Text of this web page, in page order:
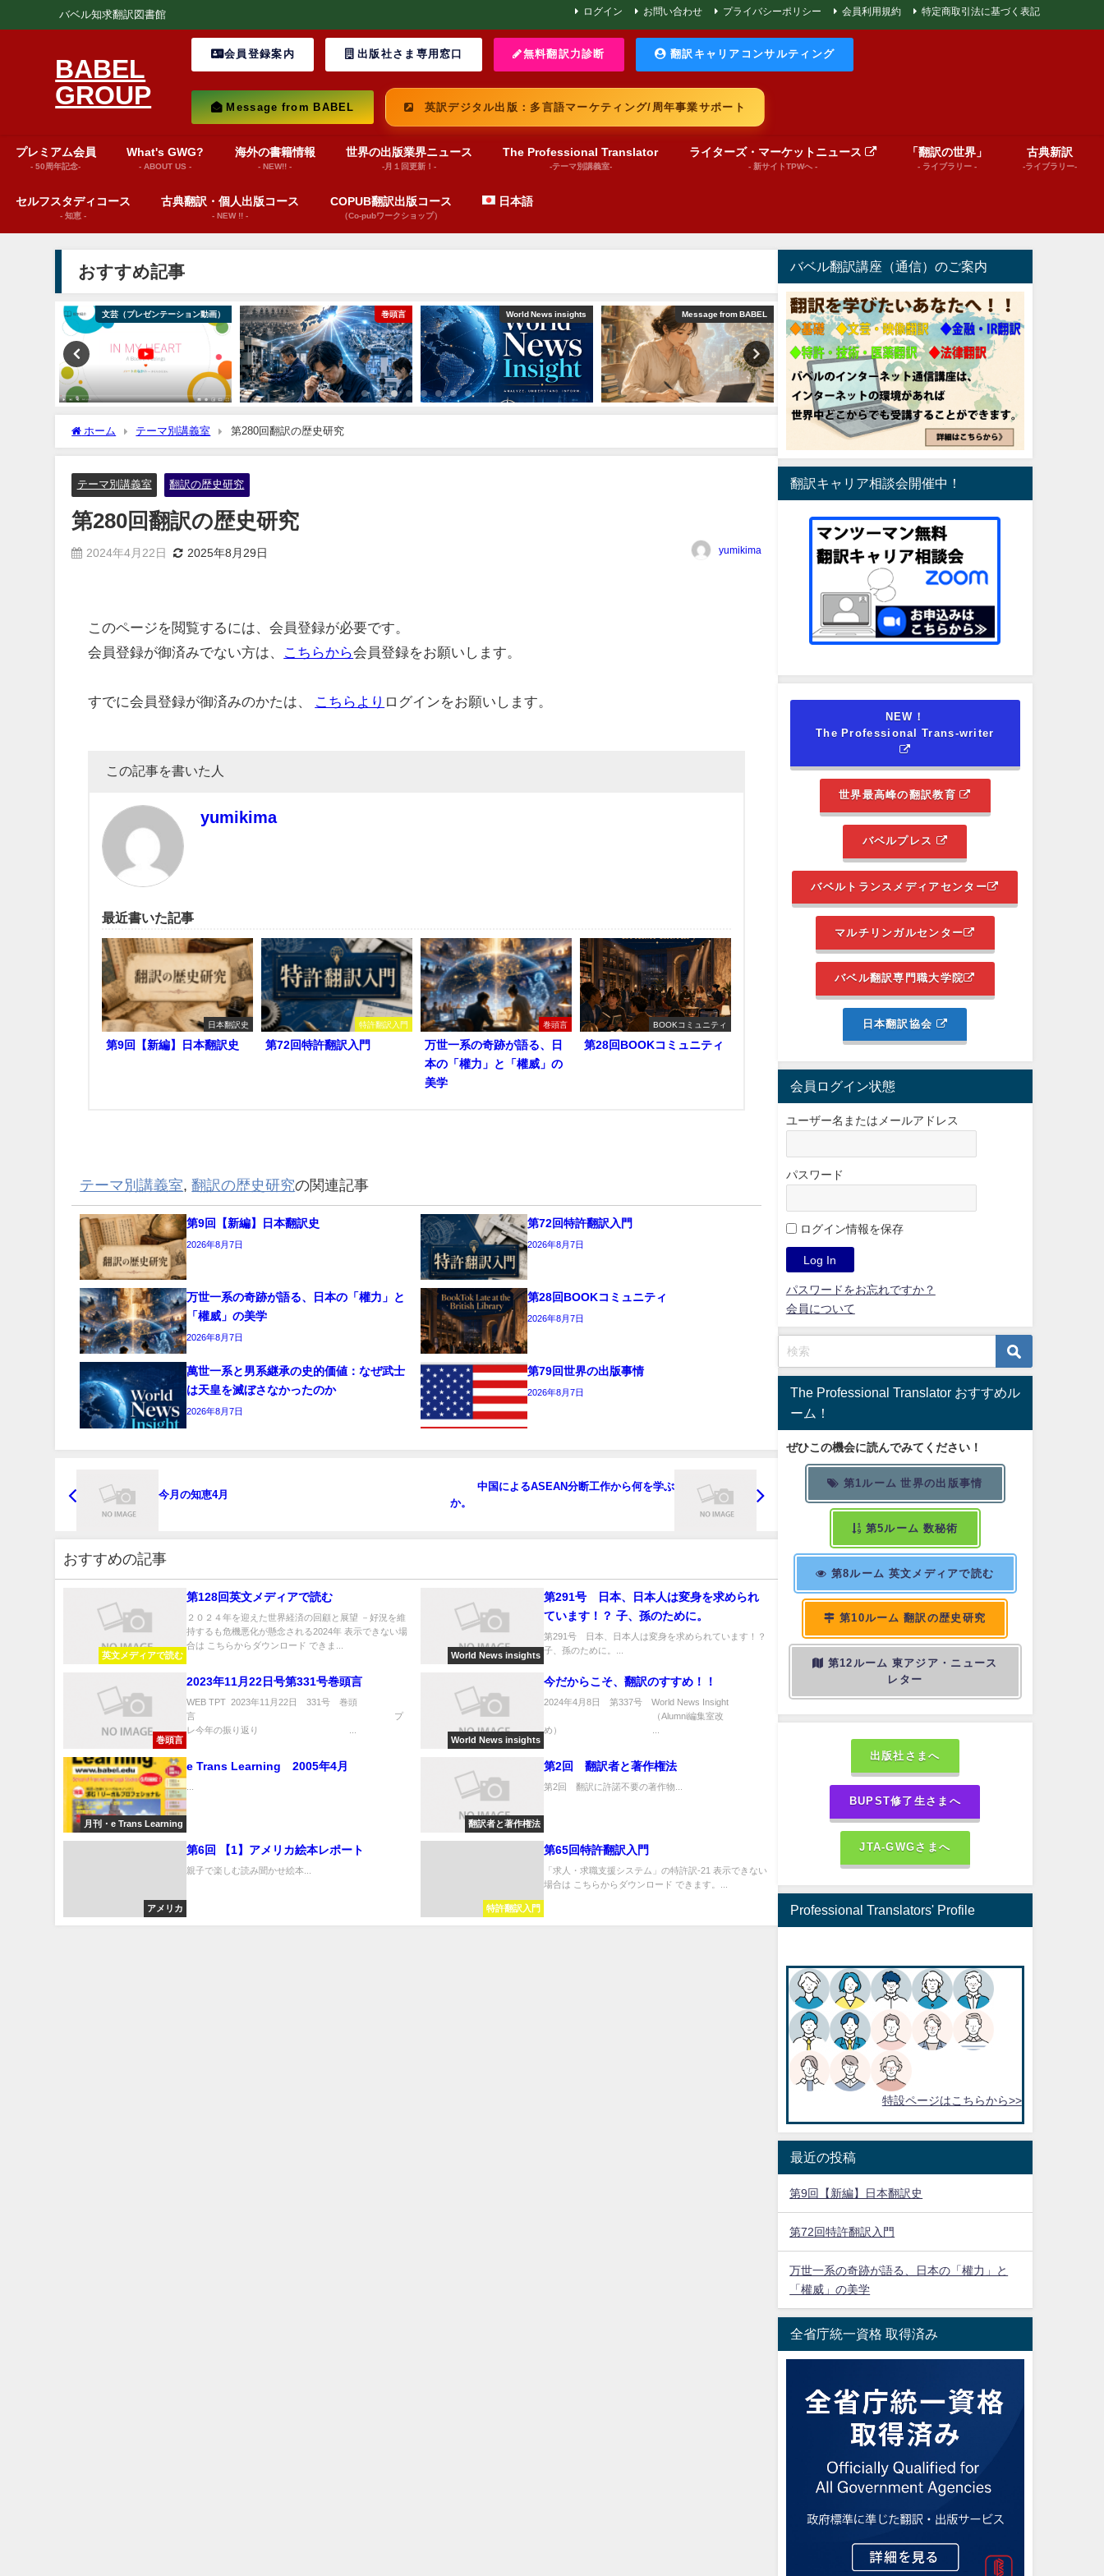
バベル知求翻訳図書館 ログイン お問い合わせ プライバシーポリシー 会員利用規約 特定商取引法に基づく表記
BABEL
GROUP
会員登録案内 出版社さま専用窓口 無料翻訳力診断 翻訳キャリアコンサルティング
Message from BABEL 英訳デジタル出版：多言語マーケティング/周年事業サポート
プレミアム会員
- 50周年記念-
What's GWG?
- ABOUT US -
海外の書籍情報
- NEW!! -
世界の出版業界ニュース
-月１回更新！-
The Professional Translator
-テーマ別講義室-
ライターズ・マーケットニュース
- 新サイトTPWへ -
「翻訳の世界」
- ライブラリー -
古典新訳
-ライブラリー-
セルフスタディコース
- 知恵 -
古典翻訳・個人出版コース
- NEW !! -
COPUB翻訳出版コース
（Co-pubワークショップ）
日本語
おすすめ記事
文芸（プレゼンテーション動画） 巻頭言 World News insights Message from BABEL 文芸（プレゼンテーション動画）
ホーム テーマ別講義室 第280回翻訳の歴史研究
テーマ別講義室 翻訳の歴史研究
第280回翻訳の歴史研究
2024年4月22日 2025年8月29日 yumikima
このページを閲覧するには、会員登録が必要です。
会員登録が御済みでない方は、
こちらから会員登録をお願いします。
すでに会員登録が御済みのかたは、 こちらより ログインをお願いします。
この記事を書いた人
yumikima
最近書いた記事
日本翻訳史
第9回【新編】日本翻訳史
特許翻訳入門
第72回特許翻訳入門
巻頭言
万世一系の奇跡が語る、日
本の「權力」と「權威」の
美学
BOOKコミュニティ
第28回BOOKコミュニティ
テーマ別講義室,翻訳の歴史研究の関連記事
第9回【新編】日本翻訳史
2026年8月7日
第72回特許翻訳入門
2026年8月7日
万世一系の奇跡が語る、日本の「權力」と
「權威」の美学
2026年8月7日
第28回BOOKコミュニティ
2026年8月7日
萬世一系と男系継承の史的価値：なぜ武士
は天皇を滅ぼさなかったのか
2026年8月7日
第79回世界の出版事情
2026年8月7日
今月の知恵4月
中国によるASEAN分断工作から何を学ぶ
か。
おすすめの記事
英文メディアで読む
第128回英文メディアで読む
２０２４年を迎えた世界経済の回顧と展望 －好況を維
持するも危機悪化が懸念される2024年 表示できない場
合は こちらからダウンロード できま...
World News insights
第291号 日本、日本人は変身を求められ
ています！？ 子、孫のために。
第291号 日本、日本人は変身を求められています！？
子、孫のために。...
巻頭言
2023年11月22日号第331号巻頭言
WEB TPT 2023年11月22日 331号 巻頭
言 プ
レ今年の振り返り ...
World News insights
今だからこそ、翻訳のすすめ！！
2024年4月8日 第337号 World News Insight
（Alumni編集室改
め） ...
月刊・e Trans Learning
e Trans Learning 2005年4月
翻訳者と著作権法
第2回 翻訳者と著作権法
第2回 翻訳に許諾不要の著作物...
アメリカ
第6回 【1】アメリカ絵本レポート
親子で楽しむ読み聞かせ絵本...
特許翻訳入門
第65回特許翻訳入門
「求人・求職支援システム」の特許訳-21 表示できない
場合は こちらからダウンロード できます。...
バベル翻訳講座（通信）のご案内
翻訳キャリア相談会開催中！
NEW！
The Professional Trans-writer
世界最高峰の翻訳教育
バベルプレス
バベルトランスメディアセンター
マルチリンガルセンター
バベル翻訳専門職大学院
日本翻訳協会
会員ログイン状態
ユーザー名またはメールアドレス
パスワード
ログイン情報を保存
パスワードをお忘れですか？
会員について
The Professional Translator おすすめル
ーム！
ぜひこの機会に読んでみてください！
第1ルーム 世界の出版事情
第5ルーム 数秘術
第8ルーム 英文メディアで読む
第10ルーム 翻訳の歴史研究
第12ルーム 東アジア・ニュース
レター
出版社さまへ
BUPST修了生さまへ
JTA-GWGさまへ
Professional Translators' Profile
特設ページはこちらから>>
最近の投稿
第9回【新編】日本翻訳史
第72回特許翻訳入門
万世一系の奇跡が語る、日本の「權力」と
「權威」の美学
全省庁統一資格 取得済み